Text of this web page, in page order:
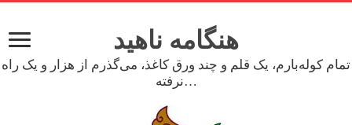
هنگامه ناهید
تمام کوله‌بارم، یک قلم و چند ورق کاغذ، می‌گذرم از هزار و یک راه
نرفته…